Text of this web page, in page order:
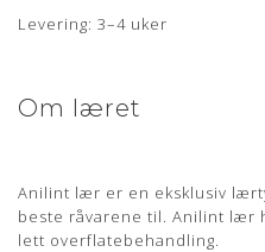
Anilin læder er en eksklusiv
det bedste sorteringsniveau
Læderet har en naturlig rå,
bidrager til en fremragende
forekomme naturlige mærker
dyret har fået gennem sit
Levering: 3–4 uker
Om læret
Anilint lær er en eksklusiv
beste råvarene til. Anilint lær
lett overflatebehandling.